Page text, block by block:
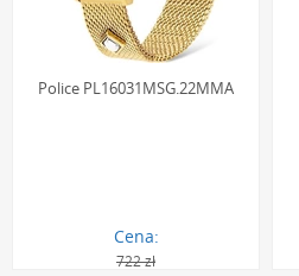
Police PL16031MSG.22MMA
Cena:
722 zł